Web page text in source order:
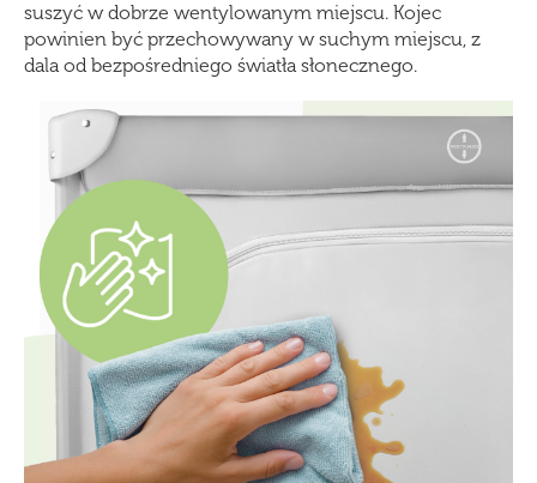
suszyć w dobrze wentylowanym miejscu. Kojec
powinien być przechowywany w suchym miejscu, z
dala od bezpośredniego światła słonecznego.